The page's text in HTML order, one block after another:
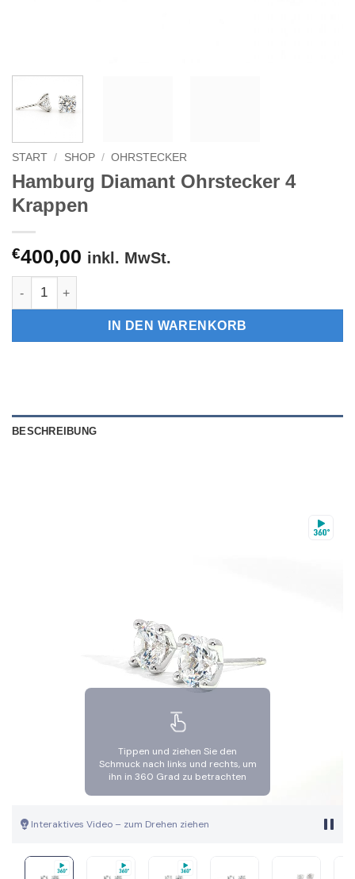
START / SHOP / OHRSTECKER
Hamburg Diamant Ohrstecker 4
Krappen
€400,00 inkl. MwSt.
Hamburg Diamant Ohrstecker 4 Krappen Menge
IN DEN WARENKORB
BESCHREIBUNG